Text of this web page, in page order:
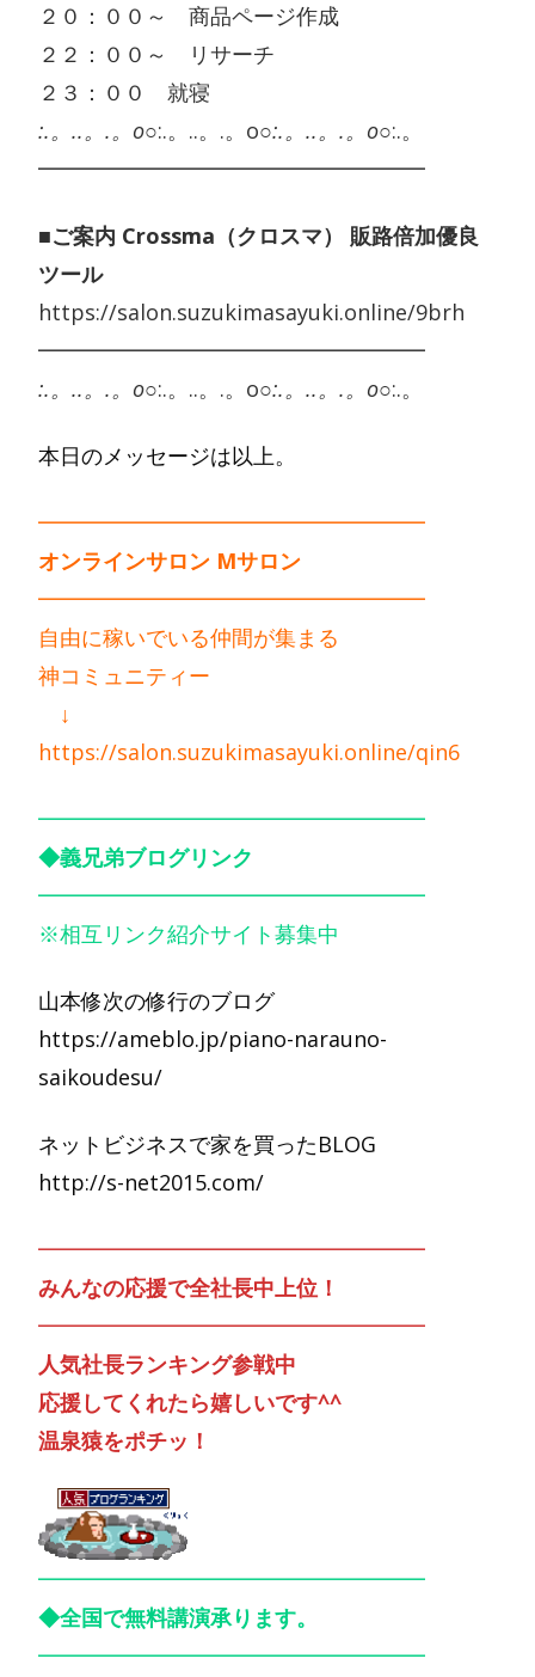
２０：００～ 商品ページ作成
２２：００～ リサーチ
２３：００ 就寝
:.。..。.。o○:.。..。.。o○:.。..。.。o○:.。
━━━━━━━━━━━━━━━━━━
■ご案内 Crossma（クロスマ） 販路倍加優良
ツール
https://salon.suzukimasayuki.online/9brh
━━━━━━━━━━━━━━━━━━
:.。..。.。o○:.。..。.。o○:.。..。.。o○:.。
本日のメッセージは以上。
━━━━━━━━━━━━━━━━━━
オンラインサロン Mサロン
━━━━━━━━━━━━━━━━━━
自由に稼いでいる仲間が集まる
神コミュニティー
↓
https://salon.suzukimasayuki.online/qin6
━━━━━━━━━━━━━━━━━━
◆義兄弟ブログリンク
━━━━━━━━━━━━━━━━━━
※相互リンク紹介サイト募集中
山本修次の修行のブログ
https://ameblo.jp/piano-narauno-
saikoudesu/
ネットビジネスで家を買ったBLOG
http://s-net2015.com/
━━━━━━━━━━━━━━━━━━
みんなの応援で全社長中上位！
━━━━━━━━━━━━━━━━━━
人気社長ランキング参戦中
応援してくれたら嬉しいです^^
温泉猿をポチッ！
━━━━━━━━━━━━━━━━━━
◆全国で無料講演承ります。
━━━━━━━━━━━━━━━━━━